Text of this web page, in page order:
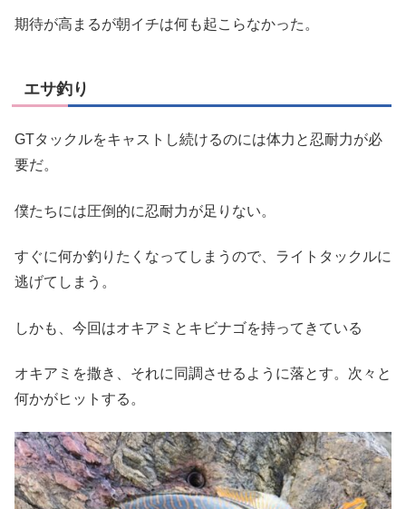
期待が高まるが朝イチは何も起こらなかった。
エサ釣り
GTタックルをキャストし続けるのには体力と忍耐力が必
要だ。
僕たちには圧倒的に忍耐力が足りない。
すぐに何か釣りたくなってしまうので、ライトタックルに
逃げてしまう。
しかも、今回はオキアミとキビナゴを持ってきている
オキアミを撒き、それに同調させるように落とす。次々と
何かがヒットする。